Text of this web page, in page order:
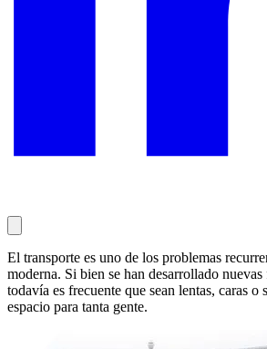
El transporte es uno de los problemas
moderna. Si bien se han desarrollado nuevas
todavía es frecuente que sean lentas, caras o
espacio para tanta gente.